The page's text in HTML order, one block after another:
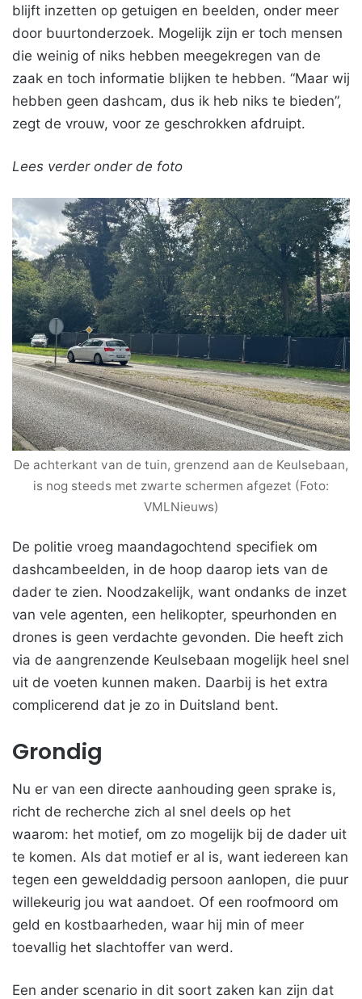
blijft inzetten op getuigen en beelden, onder meer
door buurtonderzoek. Mogelijk zijn er toch mensen
die weinig of niks hebben meegekregen van de
zaak en toch informatie blijken te hebben. “Maar wij
hebben geen dashcam, dus ik heb niks te bieden”,
zegt de vrouw, voor ze geschrokken afdruipt.
Lees verder onder de foto
De achterkant van de tuin, grenzend aan de Keulsebaan,
is nog steeds met zwarte schermen afgezet (Foto:
VMLNieuws)
De politie vroeg maandagochtend specifiek om
dashcambeelden, in de hoop daarop iets van de
dader te zien. Noodzakelijk, want ondanks de inzet
van vele agenten, een helikopter, speurhonden en
drones is geen verdachte gevonden. Die heeft zich
via de aangrenzende Keulsebaan mogelijk heel snel
uit de voeten kunnen maken. Daarbij is het extra
complicerend dat je zo in Duitsland bent.
Grondig
Nu er van een directe aanhouding geen sprake is,
richt de recherche zich al snel deels op het
waarom: het motief, om zo mogelijk bij de dader uit
te komen. Als dat motief er al is, want iedereen kan
tegen een gewelddadig persoon aanlopen, die puur
willekeurig jou wat aandoet. Of een roofmoord om
geld en kostbaarheden, waar hij min of meer
toevallig het slachtoffer van werd.
Een ander scenario in dit soort zaken kan zijn dat